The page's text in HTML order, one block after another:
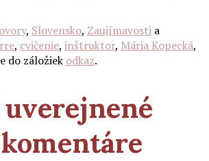
, Slovensko, Zaujímavosti a
, cvičenie, inštruktor, Mária Kopecká,
do záložiek odkaz.